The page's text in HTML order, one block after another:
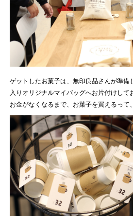
ゲットしたお菓子は、無印良品さんが準備
入りオリジナルマイバッグへお片付けして
お金がなくなるまで、お菓子を買えるっ